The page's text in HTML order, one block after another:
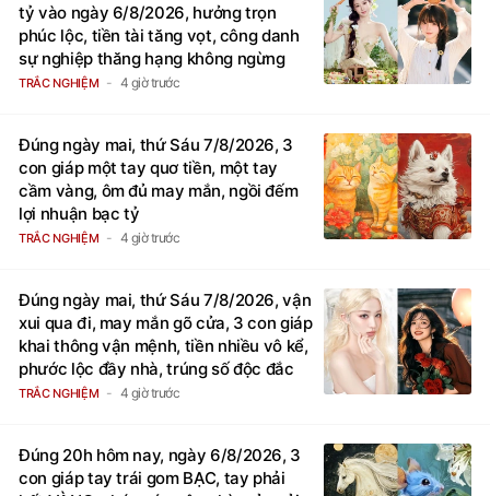
tỷ vào ngày 6/8/2026, hưởng trọn
phúc lộc, tiền tài tăng vọt, công danh
sự nghiệp thăng hạng không ngừng
TRẮC NGHIỆM 4 giờ trước
Đúng ngày mai, thứ Sáu 7/8/2026, 3
con giáp một tay quơ tiền, một tay
cầm vàng, ôm đủ may mắn, ngồi đếm
lợi nhuận bạc tỷ
TRẮC NGHIỆM 4 giờ trước
Đúng ngày mai, thứ Sáu 7/8/2026, vận
xui qua đi, may mắn gõ cửa, 3 con giáp
khai thông vận mệnh, tiền nhiều vô kể,
phước lộc đầy nhà, trúng số độc đắc
TRẮC NGHIỆM 4 giờ trước
Đúng 20h hôm nay, ngày 6/8/2026, 3
con giáp tay trái gom BẠC, tay phải